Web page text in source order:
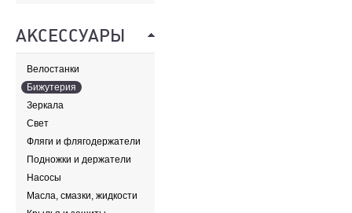
АКСЕССУАРЫ
Велостанки
Бижутерия
Зеркала
Свет
Фляги и флягодержатели
Подножки и держатели
Насосы
Масла, смазки, жидкости